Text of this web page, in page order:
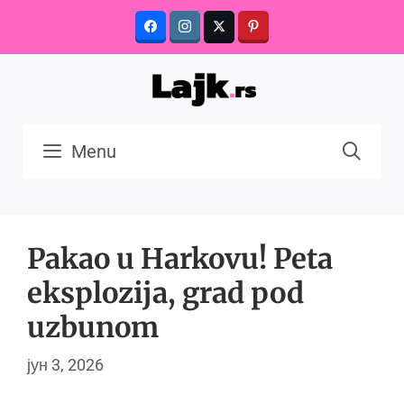
content
Menu
Pakao u Harkovu! Peta
eksplozija, grad pod
uzbunom
јун 3, 2026